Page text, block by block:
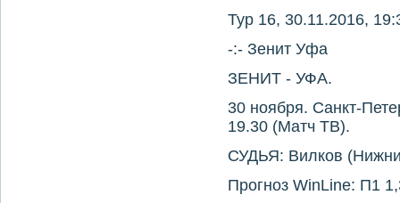
Тур 16, 30.11.2016,
-:- Зенит Уфа
ЗЕНИТ - УФА.
30 ноября. Санкт-
19.30 (Матч ТВ).
СУДЬЯ: Вилков
Прогноз WinLine: П1